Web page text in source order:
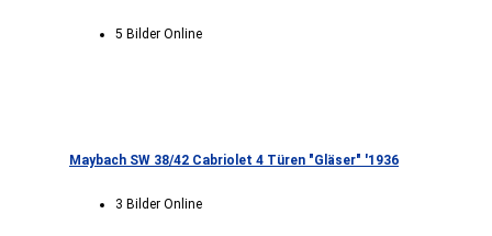
5 Bilder Online
Maybach SW 38/42 Cabriolet 4 Türen "Gläser" '1936
3 Bilder Online